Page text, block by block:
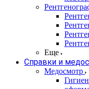
Еще
Справки и
Медосмотр